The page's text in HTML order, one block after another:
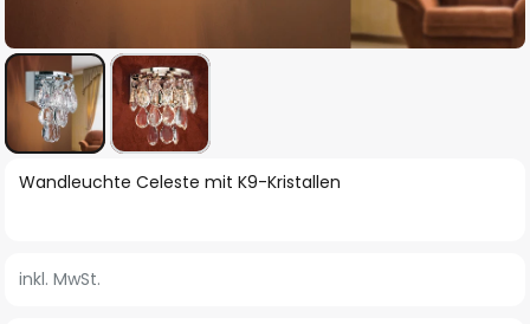
Zum
springen
Wandleuchte Celeste mit K9-Kristallen
inkl. MwSt.